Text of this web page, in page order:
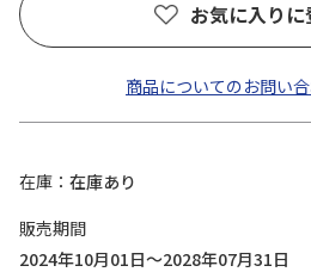
お気に入りに
商品についてのお問い
在庫
在庫あり
販売期間
2024年10月01日～2028年07月31日